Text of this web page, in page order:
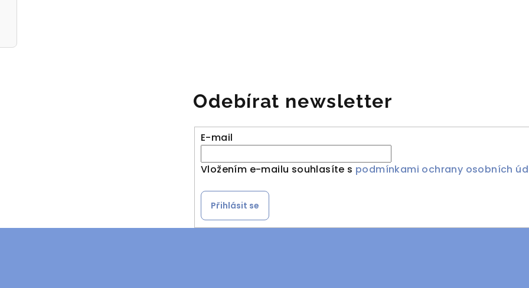
Odebírat newsletter
E-mail
Vložením e-mailu souhlasíte s podmínkami ochrany osobních
Přihlásit se